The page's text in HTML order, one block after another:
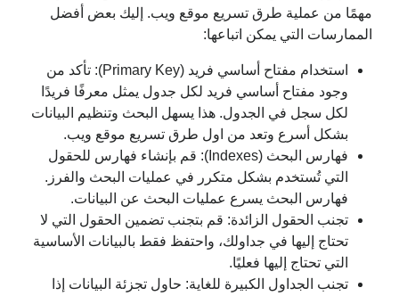
مهمًا من عملية طرق تسريع موقع ويب. إليك بعض أفضل
الممارسات التي يمكن اتباعها:
استخدام مفتاح أساسي فريد (Primary Key): تأكد من
وجود مفتاح أساسي فريد لكل جدول يمثل معرفًا فريدًا
لكل سجل في الجدول. هذا يسهل البحث وتنظيم البيانات
بشكل أسرع وتعد من اول طرق تسريع موقع ويب.
فهارس البحث (Indexes): قم بإنشاء فهارس للحقول
التي تُستخدم بشكل متكرر في عمليات البحث والفرز.
فهارس البحث يسرع عمليات البحث عن البيانات.
تجنب الحقول الزائدة: قم بتجنب تضمين الحقول التي لا
تحتاج إليها في جداولك، واحتفظ فقط بالبيانات الأساسية
التي تحتاج إليها فعليًا.
تجنب الجداول الكبيرة للغاية: حاول تجزئة البيانات إذا